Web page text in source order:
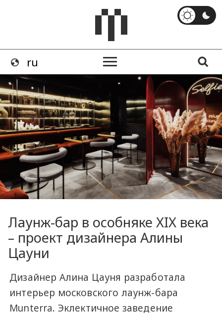
Лаунж-бар в особняке XIX века
– проект дизайнера Алины
Цауни
Дизайнер Алина Цауня разработала
интерьер московского лаунж-бара
Munterra. Эклектичное заведение